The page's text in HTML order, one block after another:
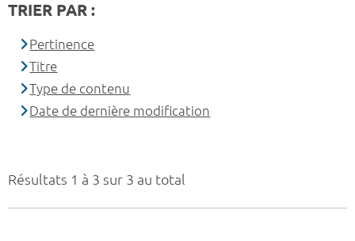
Résultats 1 à 3 sur 3 au total
TRIER PAR :
Pertinence
Titre
Type de contenu
Date de dernière modification